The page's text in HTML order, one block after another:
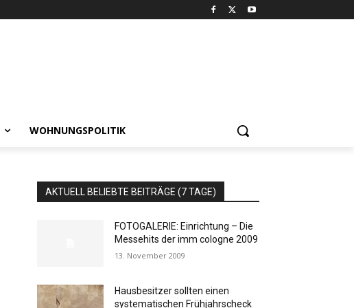
WOHNUNGSPOLITIK
AKTUELL BELIEBTE BEITRÄGE (7 TAGE)
FOTOGALERIE: Einrichtung – Die
Messehits der imm cologne 2009
13. November 2009
Hausbesitzer sollten einen
systematischen Frühjahrscheck